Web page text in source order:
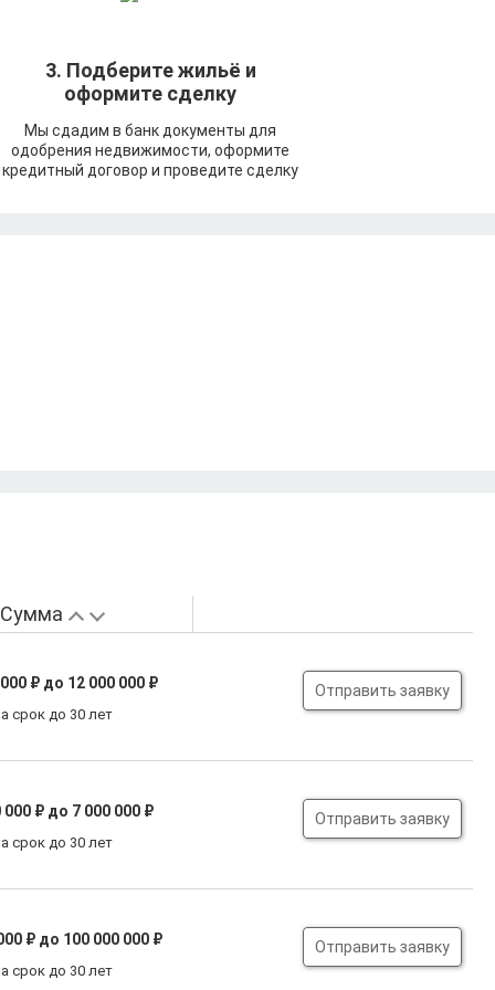
3. Подберите жильё и
оформите сделку
Мы сдадим в банк документы для
одобрения недвижимости, оформите
кредитный договор и проведите сделку
Сумма
₽ до 12 000 000 ₽
срок до 30 лет
Отправить заявку
000 ₽ до 7 000 000 ₽
срок до 30 лет
Отправить заявку
₽ до 100 000 000 ₽
срок до 30 лет
Отправить заявку